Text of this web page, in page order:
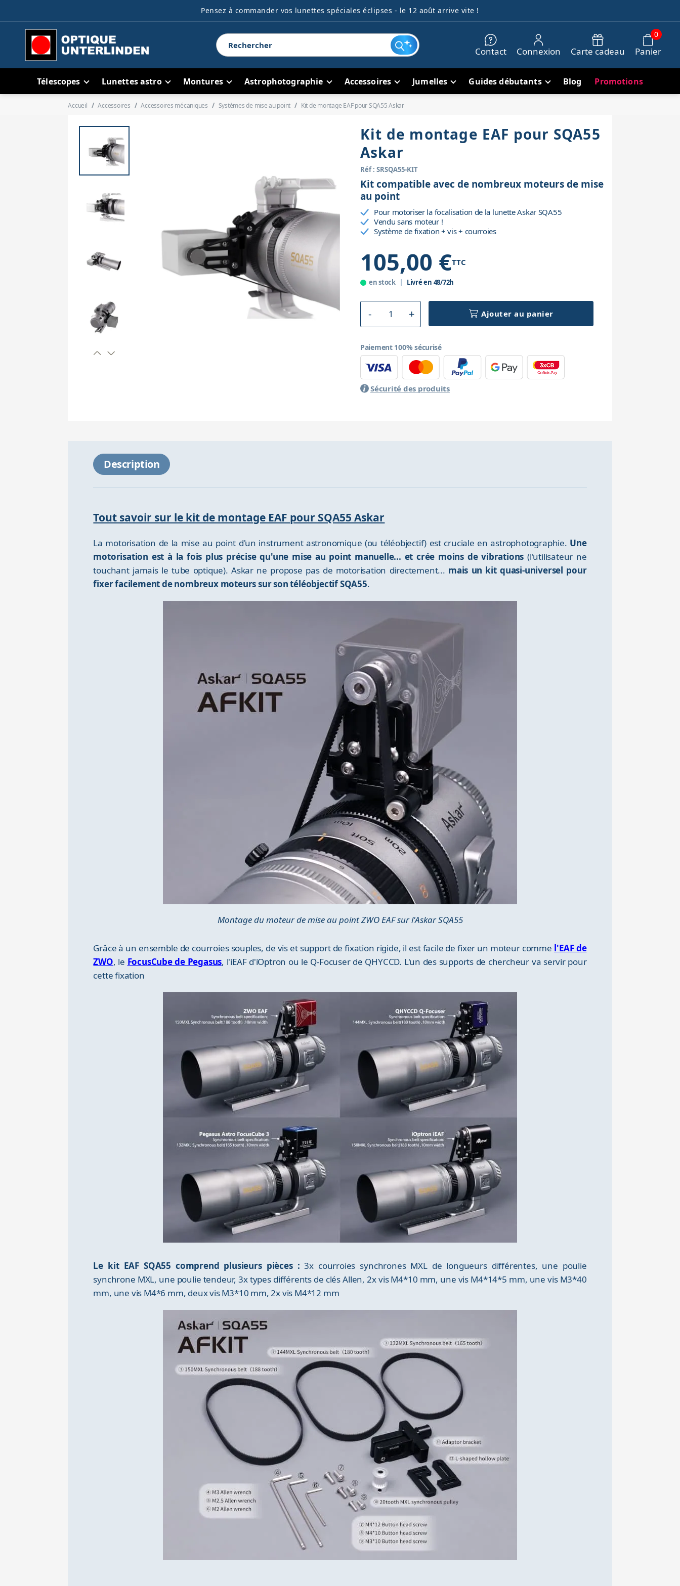
Pensez à commander vos lunettes spéciales éclipses - le 12 août arrive vite !
Contact Connexion Carte cadeau Panier
0
Télescopes Lunettes astro Montures Astrophotographie Accessoires Jumelles Guides débutants Blog Promotions
Accueil Accessoires Accessoires mécaniques Systèmes de mise au point Kit de montage EAF pour SQA55 Askar
Kit de montage EAF pour SQA55
Askar
Réf : SRSQA55-KIT
Kit compatible avec de nombreux moteurs de mise
au point
Pour motoriser la focalisation de la lunette Askar SQA55
Vendu sans moteur !
Système de fixation + vis + courroies
105,00 €TTC
en stock Livré en 48/72h
Ajouter au panier
Paiement 100% sécurisé
Sécurité des produits
Description
Tout savoir sur le kit de montage EAF pour SQA55 Askar
La motorisation de la mise au point d'un instrument astronomique (ou téléobjectif) est cruciale en astrophotographie. Une
motorisation est à la fois plus précise qu'une mise au point manuelle... et crée moins de vibrations (l'utilisateur ne
touchant jamais le tube optique). Askar ne propose pas de motorisation directement... mais un kit quasi-universel pour
fixer facilement de nombreux moteurs sur son téléobjectif SQA55.
Montage du moteur de mise au point ZWO EAF sur l'Askar SQA55
Grâce à un ensemble de courroies souples, de vis et support de fixation rigide, il est facile de fixer un moteur comme l'EAF de
ZWO, le FocusCube de Pegasus, l'iEAF d'iOptron ou le Q-Focuser de QHYCCD. L'un des supports de chercheur va servir pour
cette fixation
Le kit EAF SQA55 comprend plusieurs pièces : 3x courroies synchrones MXL de longueurs différentes, une poulie
synchrone MXL, une poulie tendeur, 3x types différents de clés Allen, 2x vis M4*10 mm, une vis M4*14*5 mm, une vis M3*40
mm, une vis M4*6 mm, deux vis M3*10 mm, 2x vis M4*12 mm